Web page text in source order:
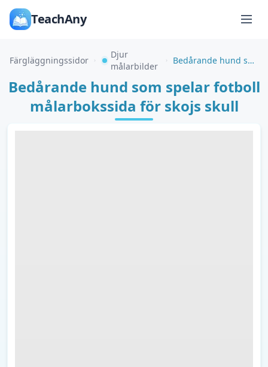
TeachAny
Färgläggningssidor
Djur
målarbilder
Bedårande hund som spelar fotboll målarbokssida för skojs skull
Bedårande hund som spelar fotboll
målarbokssida för skojs skull